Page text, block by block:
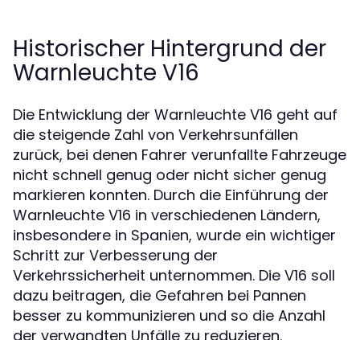
Historischer Hintergrund der
Warnleuchte V16
Die Entwicklung der Warnleuchte V16 geht auf
die steigende Zahl von Verkehrsunfällen
zurück, bei denen Fahrer verunfallte Fahrzeuge
nicht schnell genug oder nicht sicher genug
markieren konnten. Durch die Einführung der
Warnleuchte V16 in verschiedenen Ländern,
insbesondere in Spanien, wurde ein wichtiger
Schritt zur Verbesserung der
Verkehrssicherheit unternommen. Die V16 soll
dazu beitragen, die Gefahren bei Pannen
besser zu kommunizieren und so die Anzahl
der verwandten Unfälle zu reduzieren.